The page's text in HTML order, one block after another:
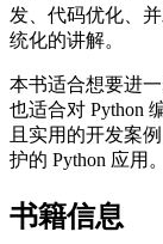
发、代码优化、
统化的讲解。
本书适合想要进
也适合对 Python
且实用的开发案
护的 Python 应用。
书籍信息